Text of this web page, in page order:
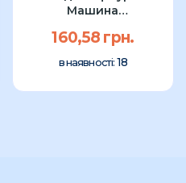
Машина
58x65см...
160,58 грн.
в наявності: 18